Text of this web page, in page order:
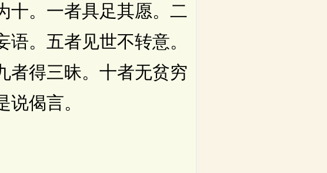
。一者具足其愿。二
。五者见世不转意。
者得三昧。十者无贫穷
偈言。